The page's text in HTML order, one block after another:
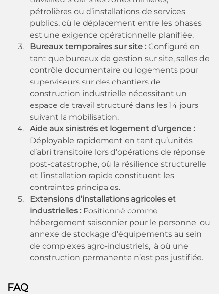
pétrolières ou d’installations de services
publics, où le déplacement entre les phases
est une exigence opérationnelle planifiée.
Bureaux temporaires sur site : Configuré en
tant que bureaux de gestion sur site, salles de
contrôle documentaire ou logements pour
superviseurs sur des chantiers de
construction industrielle nécessitant un
espace de travail structuré dans les 14 jours
suivant la mobilisation.
Aide aux sinistrés et logement d’urgence :
Déployable rapidement en tant qu’unités
d’abri transitoire lors d’opérations de réponse
post-catastrophe, où la résilience structurelle
et l’installation rapide constituent les
contraintes principales.
Extensions d’installations agricoles et
industrielles : Positionné comme
hébergement saisonnier pour le personnel ou
annexe de stockage d’équipements au sein
de complexes agro-industriels, là où une
construction permanente n’est pas justifiée.
FAQ